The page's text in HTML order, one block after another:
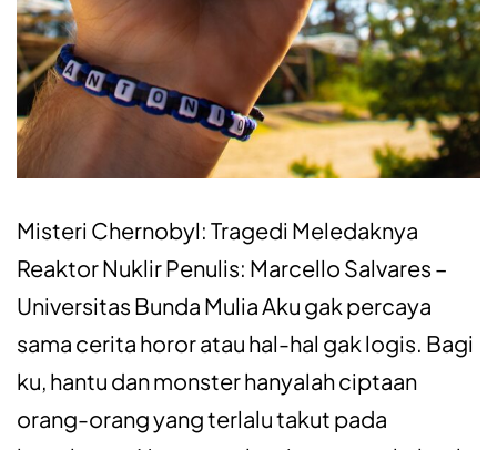
Misteri Chernobyl: Tragedi Meledaknya
Reaktor Nuklir Penulis: Marcello Salvares –
Universitas Bunda Mulia Aku gak percaya
sama cerita horor atau hal-hal gak logis. Bagi
ku, hantu dan monster hanyalah ciptaan
orang-orang yang terlalu takut pada